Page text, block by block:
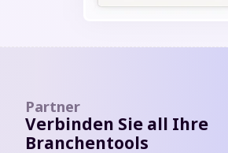
Partner
Verbinden Sie all Ihre
Branchentools